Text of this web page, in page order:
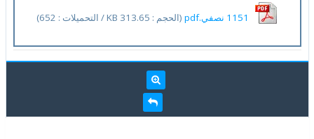
1151 نصفي.pdf (الحجم : 313.65 KB / التحميلات : 652)